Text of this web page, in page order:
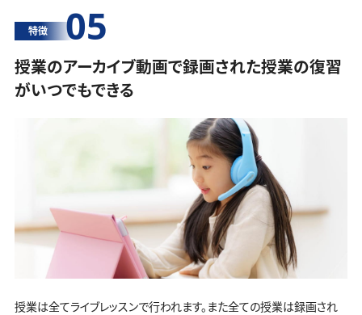
特徴 05
授業のアーカイブ動画で録画された授業の復習
がいつでもできる
授業は全てライブレッスンで行われます。また全ての授業は録画され